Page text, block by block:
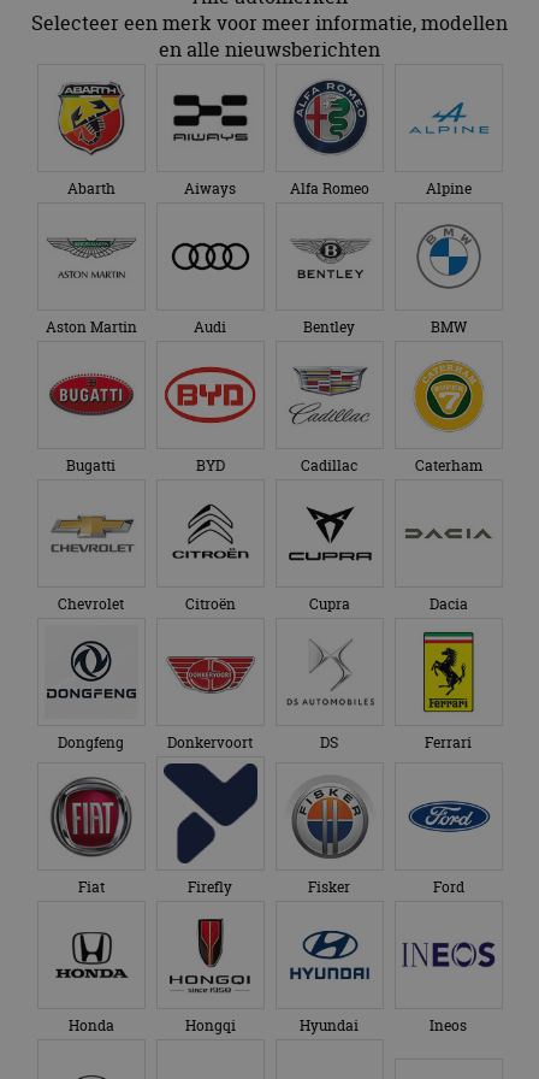
Selecteer een merk voor meer informatie, modellen
en alle nieuwsberichten
Abarth Aiways Alfa Romeo Alpine
Aston Martin Audi Bentley BMW
Bugatti BYD Cadillac Caterham
Chevrolet Citroën Cupra Dacia
Dongfeng Donkervoort DS Ferrari
Fiat Firefly Fisker Ford
Honda Hongqi Hyundai Ineos